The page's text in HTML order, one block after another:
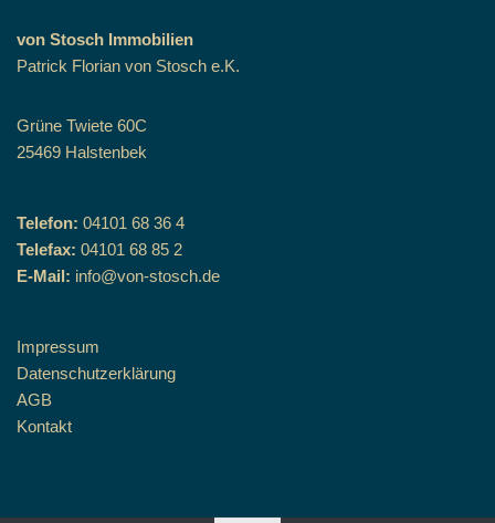
von Stosch Immobilien
Patrick Florian von Stosch e.K.
Grüne Twiete 60C
25469 Halstenbek
Telefon: 04101 68 36 4
Telefax: 04101 68 85 2
E-Mail: info@von-stosch.de
Impressum
Datenschutzerklärung
AGB
Kontakt